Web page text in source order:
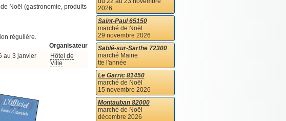
Noël (gastronomie, produits
régulière.
Organisateur
au 3 janvier
Hôtel de
Ville
2026
Saint-Paul 65150
marché de Noël
29 novembre 2026
Sablé-sur-Sarthe 72300
marché Mairie
tte l'année
Le Garric 81450
marché de Noël
15 novembre 2026
Montauban 82000
marché de Noël
décembre 2026